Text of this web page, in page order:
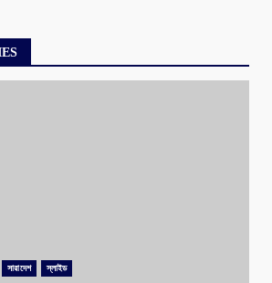
সারাদেশ স্লাইড